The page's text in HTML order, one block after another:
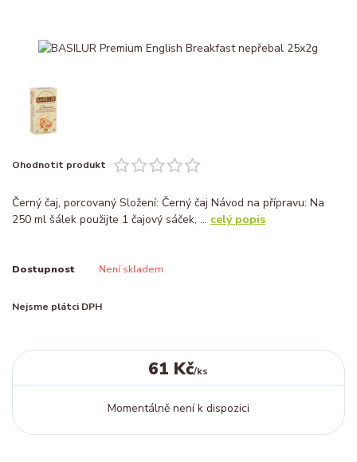
Ohodnotit produkt
Černý čaj, porcovaný Složení: Černý čaj Návod na přípravu: Na
250 ml šálek použijte 1 čajový sáček, ... celý popis
Dostupnost Není skladem
Nejsme plátci DPH
61 Kč/ks
Momentálně není k dispozici